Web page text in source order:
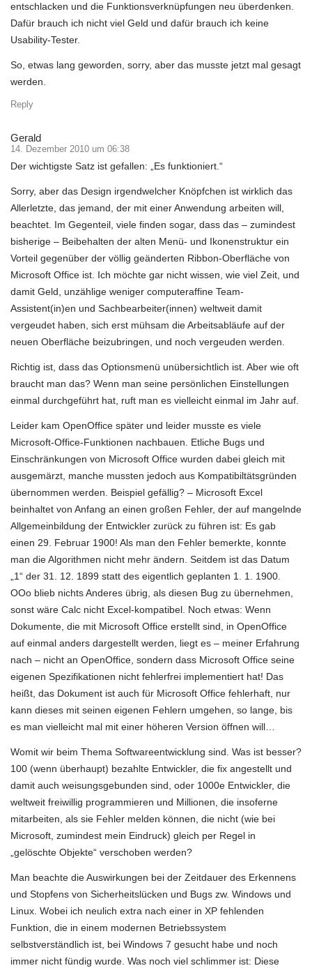
entschlacken und die Funktionsverknüpfungen neu überdenken.
Dafür brauch ich nicht viel Geld und dafür brauch ich keine
Usability-Tester.
So, etwas lang geworden, sorry, aber das musste jetzt mal gesagt
werden.
Reply
Gerald
14. Dezember 2010 um 06:38
Der wichtigste Satz ist gefallen: „Es funktioniert.“
Sorry, aber das Design irgendwelcher Knöpfchen ist wirklich das
Allerletzte, das jemand, der mit einer Anwendung arbeiten will,
beachtet. Im Gegenteil, viele finden sogar, dass das – zumindest
bisherige – Beibehalten der alten Menü- und Ikonenstruktur ein
Vorteil gegenüber der völlig geänderten Ribbon-Oberfläche von
Microsoft Office ist. Ich möchte gar nicht wissen, wie viel Zeit, und
damit Geld, unzählige weniger computeraffine Team-
Assistent(in)en und Sachbearbeiter(innen) weltweit damit
vergeudet haben, sich erst mühsam die Arbeitsabläufe auf der
neuen Oberfläche beizubringen, und noch vergeuden werden.
Richtig ist, dass das Optionsmenü unübersichtlich ist. Aber wie oft
braucht man das? Wenn man seine persönlichen Einstellungen
einmal durchgeführt hat, ruft man es vielleicht einmal im Jahr auf.
Leider kam OpenOffice später und leider musste es viele
Microsoft-Office-Funktionen nachbauen. Etliche Bugs und
Einschränkungen von Microsoft Office wurden dabei gleich mit
ausgemärzt, manche mussten jedoch aus Kompatibiltätsgründen
übernommen werden. Beispiel gefällig? – Microsoft Excel
beinhaltet von Anfang an einen großen Fehler, der auf mangelnde
Allgemeinbildung der Entwickler zurück zu führen ist: Es gab
einen 29. Februar 1900! Als man den Fehler bemerkte, konnte
man die Algorithmen nicht mehr ändern. Seitdem ist das Datum
„1“ der 31. 12. 1899 statt des eigentlich geplanten 1. 1. 1900.
OOo blieb nichts Anderes übrig, als diesen Bug zu übernehmen,
sonst wäre Calc nicht Excel-kompatibel. Noch etwas: Wenn
Dokumente, die mit Microsoft Office erstellt sind, in OpenOffice
auf einmal anders dargestellt werden, liegt es – meiner Erfahrung
nach – nicht an OpenOffice, sondern dass Microsoft Office seine
eigenen Spezifikationen nicht fehlerfrei implementiert hat! Das
heißt, das Dokument ist auch für Microsoft Office fehlerhaft, nur
kann dieses mit seinen eigenen Fehlern umgehen, so lange, bis
es man vielleicht mal mit einer höheren Version öffnen will…
Womit wir beim Thema Softwareentwicklung sind. Was ist besser?
100 (wenn überhaupt) bezahlte Entwickler, die fix angestellt und
damit auch weisungsgebunden sind, oder 1000e Entwickler, die
weltweit freiwillig programmieren und Millionen, die insoferne
mitarbeiten, als sie Fehler melden können, die nicht (wie bei
Microsoft, zumindest mein Eindruck) gleich per Regel in
„gelöschte Objekte“ verschoben werden?
Man beachte die Auswirkungen bei der Zeitdauer des Erkennens
und Stopfens von Sicherheitslücken und Bugs zw. Windows und
Linux. Wobei ich neulich extra nach einer in XP fehlenden
Funktion, die in einem modernen Betriebssystem
selbstverständlich ist, bei Windows 7 gesucht habe und noch
immer nicht fündig wurde. Was noch viel schlimmer ist: Diese